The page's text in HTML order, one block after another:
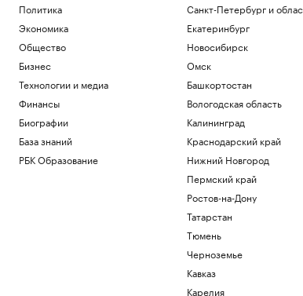
Политика
Экономика
Общество
Бизнес
Технологии и медиа
Финансы
Биографии
База знаний
РБК Образование
Санкт-Петербург и
Екатеринбург
Новосибирск
Омск
Башкортостан
Вологодская область
Калининград
Краснодарский край
Нижний Новгород
Пермский край
Ростов-на-Дону
Татарстан
Тюмень
Черноземье
Кавказ
Карелия